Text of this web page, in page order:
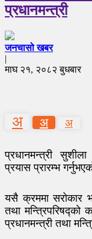
प्रधानमन्त्री
जनचासो खबर
|
माघ २१, २०८२ बुधबार
अ अ अ
प्रधानमन्त्री
प्रयास प्रारम्भ
यसै क्रममा सरोकार
तथा मन्त्रिपरिषद्को
प्रधानमन्त्री तथा